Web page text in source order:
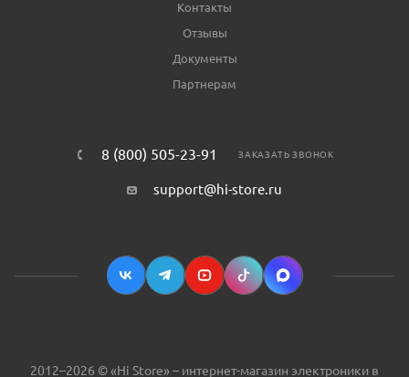
Контакты
Отзывы
Документы
Партнерам
8 (800) 505-23-91 ЗАКАЗАТЬ ЗВОНОК
support@hi-store.ru
2012–2026 © «Hi Store» – интернет-магазин электроники в